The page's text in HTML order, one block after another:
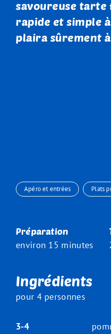
savoureuse tarte
rapide et simple
plaira sûrement
Apéro et entrées Plats
Préparation
environ 15 minutes
Ingrédients
pour 4 personnes
3-4